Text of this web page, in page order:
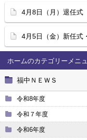
ホーム
福中ＮＥＷＳ
令和8年度
令和７年度
令和6年度
4月8日（月）退任式
4月5日（金）新任式